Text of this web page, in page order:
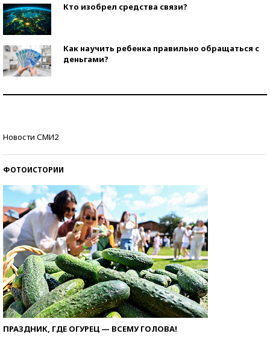
Кто изобрел средства связи?
Как научить ребенка правильно обращаться с
деньгами?
Новости СМИ2
ФОТОИСТОРИИ
ПРАЗДНИК, ГДЕ ОГУРЕЦ — ВСЕМУ ГОЛОВА!